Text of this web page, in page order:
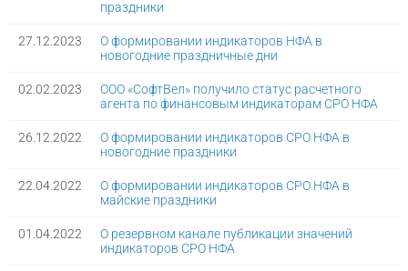
праздники
27.12.2023
О формировании индикаторов НФА в
новогодние праздничные дни
02.02.2023
ООО «СофтВел» получило статус расчетного
агента по финансовым индикаторам СРО НФА
26.12.2022
О формировании индикаторов СРО НФА в
новогодние праздники
22.04.2022
О формировании индикаторов СРО НФА в
майские праздники
01.04.2022
О резервном канале публикации значений
индикаторов СРО НФА